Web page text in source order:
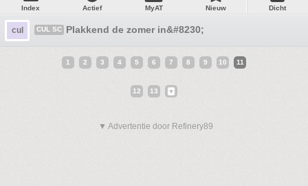
Index Actief MyAT Nieuw Dicht
cul CUL SC Plakkend de zomer in&#8230;
1 2 3 4 5 6 7 8 9 10 11
12 13
▼ Advertentie door Refinery89